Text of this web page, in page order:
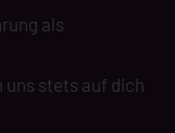
als
uns stets auf dich